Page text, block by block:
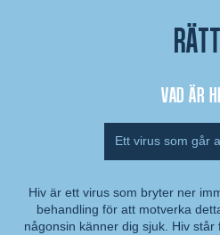
Vad är
Ett virus som går
Kommentar:
Hiv är ett virus som bryter ner
behandling för att motverka
någonsin känner dig sjuk. Hiv står